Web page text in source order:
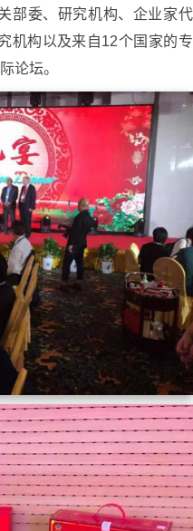
部委、研究机构、企业家代
机构以及来自12个国家的专
论坛。